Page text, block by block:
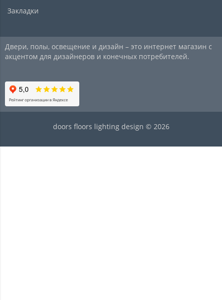
Закладки
Двери, полы, освещение и дизайн – это интернет магазин с
акцентом для дизайнеров и конечных потребителей.
doors floors lighting design © 2026